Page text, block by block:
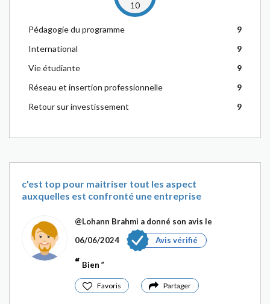
10
Pédagogie du programme
9
International
9
Vie étudiante
9
Réseau et insertion professionnelle
9
Retour sur investissement
9
c'est top pour maitriser tout les aspect
auxquelles est confronté une entreprise
@Lohann Brahmi a donné son avis le
06/06/2024
Avis vérifié
Bien
Favoris Partager